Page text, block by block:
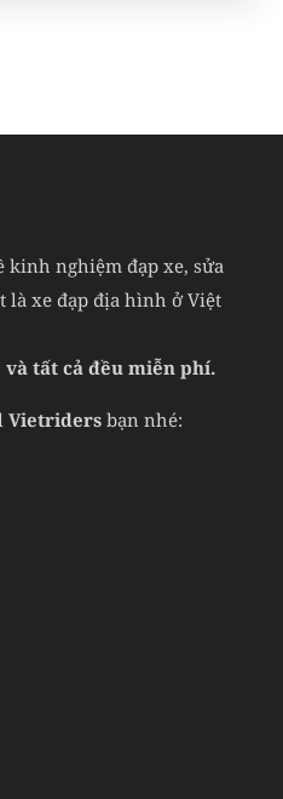
kinh nghiệm đạp xe, sửa
là xe đạp địa hình ở Việt
và tất cả đều miễn phí.
Vietriders bạn nhé: